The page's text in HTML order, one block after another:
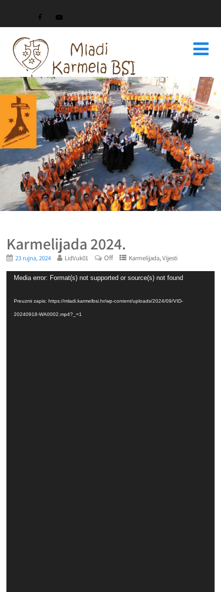
Karmelijada 2024.
23 rujna, 2024 LidVuk01 Off Karmelijada,Vijesti
Reproduktor
Media error: Format(s) not supported or source(s) not found
Preuzmi zapis: https://mladi.karmelbsi.hr/wp-content/uploads/2024/09/VID-
20240918-WA0002.mp4?_=1